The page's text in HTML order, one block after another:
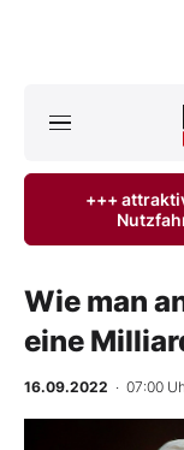
ktuelle
Anlageprodukte
Finanz-Check
+++
Wie man
eine
16.09.2022 · 07:00